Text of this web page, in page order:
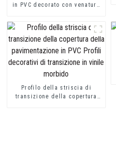
in PVC decorato con venature
Profilo della striscia di
transizione della copertura